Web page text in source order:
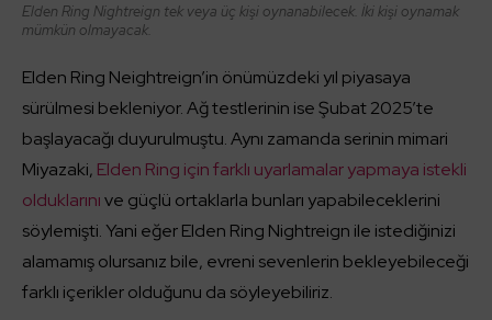
Elden Ring Nightreign tek veya üç kişi oynanabilecek. İki kişi oynamak
mümkün olmayacak.
Elden Ring Neightreign’in önümüzdeki yıl piyasaya
sürülmesi bekleniyor. Ağ testlerinin ise Şubat 2025’te
başlayacağı duyurulmuştu. Aynı zamanda serinin mimari
Miyazaki, Elden Ring için farklı uyarlamalar yapmaya istekli
olduklarınıve güçlü ortaklarla bunları yapabileceklerini
söylemişti. Yani eğer Elden Ring Nightreign ile istediğinizi
alamamış olursanız bile, evreni sevenlerin bekleyebileceği
farklı içerikler olduğunu da söyleyebiliriz.